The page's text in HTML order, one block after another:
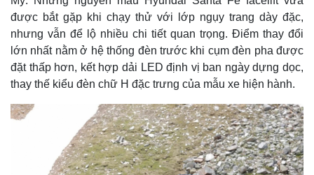
được bắt gặp khi chạy thử với lớp ngụy trang dày đặc,
nhưng vẫn để lộ nhiều chi tiết quan trọng. Điểm thay đổi
lớn nhất nằm ở hệ thống đèn trước khi cụm đèn pha được
đặt thấp hơn, kết hợp dải LED định vị ban ngày dựng dọc,
thay thế kiểu đèn chữ H đặc trưng của mẫu xe hiện hành.